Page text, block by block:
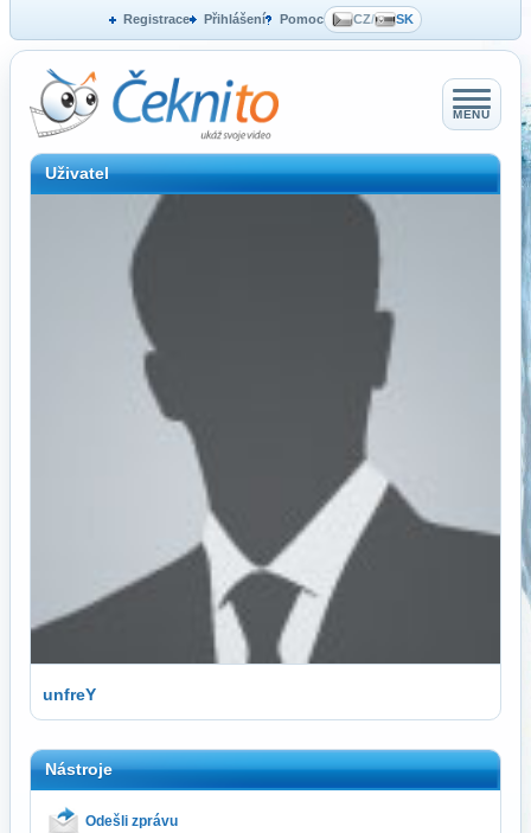
Registrace Přihlášení Pomoc CZ/ SK
MENU
Uživatel
unfreY
Nástroje
Odešli zprávu